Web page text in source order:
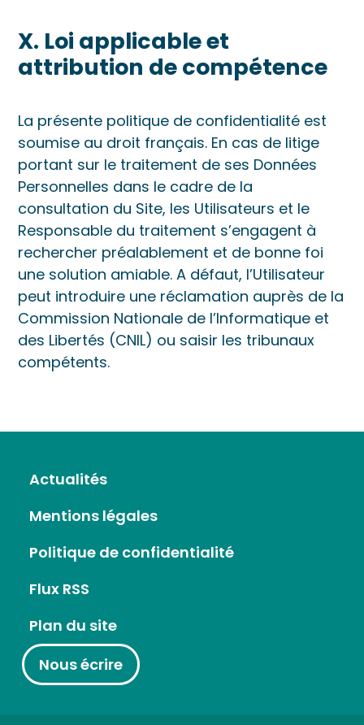
X. Loi applicable et
attribution de compétence
La présente politique de confidentialité est
soumise au droit français. En cas de litige
portant sur le traitement de ses Données
Personnelles dans le cadre de la
consultation du Site, les Utilisateurs et le
Responsable du traitement s’engagent à
rechercher préalablement et de bonne foi
une solution amiable. A défaut, l’Utilisateur
peut introduire une réclamation auprès de la
Commission Nationale de l’Informatique et
des Libertés (CNIL) ou saisir les tribunaux
compétents.
Actualités
Mentions légales
Politique de confidentialité
Flux RSS
Plan du site
Nous écrire